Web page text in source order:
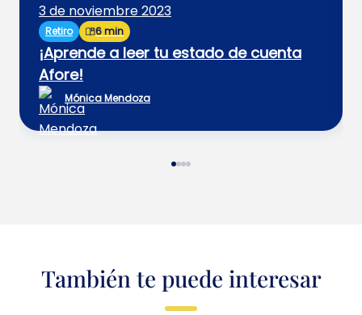
3 de noviembre 2023
Retiro 6 min
¡Aprende a leer tu estado de cuenta
Afore!
Mónica Mendoza
También te puede interesar